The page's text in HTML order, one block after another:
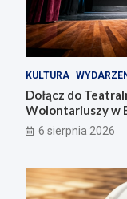
KULTURA
Dołącz do
Wolontariuszy w
6 sierpnia 2026